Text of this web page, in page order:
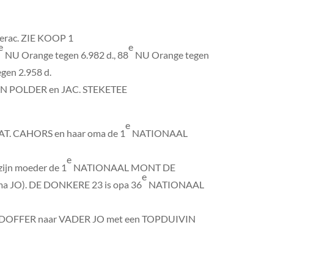
ZIE KOOP 1
NU Orange tegen 6.982 d., 88
e
NU Orange tegen
2.958 d.
POLDER en JAC. STEKETEE
CAHORS en haar oma de 1
e
NATIONAAL
moeder de 1
e
NATIONAAL MONT DE
JO). DE DONKERE 23 is opa 36
e
NATIONAAL
naar VADER JO met een TOPDUIVIN